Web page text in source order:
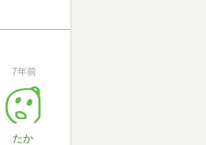
7年前
たか